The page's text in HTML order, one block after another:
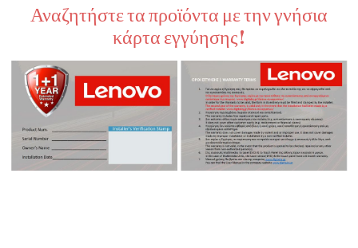
Αναζητήστε τα προϊόντα με την γνήσια
κάρτα εγγύησης!